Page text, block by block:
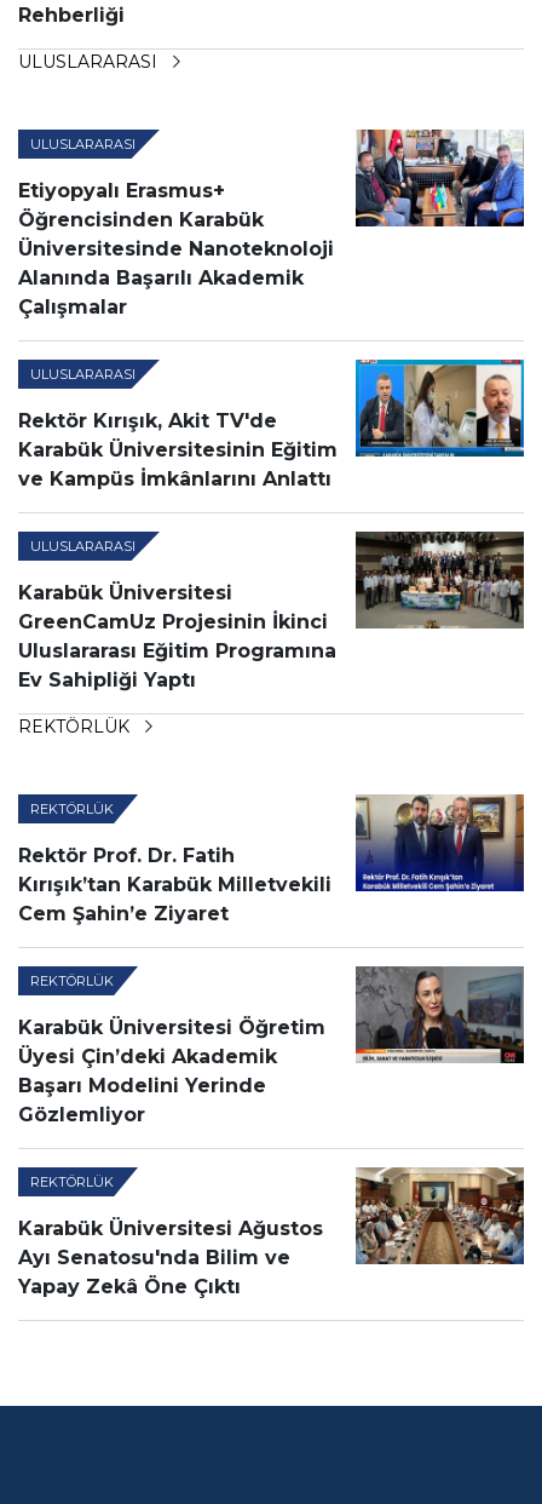
Rehberliği
ULUSLARARASI
ULUSLARARASI
Etiyopyalı Erasmus+
Öğrencisinden Karabük
Üniversitesinde Nanoteknoloji
Alanında Başarılı Akademik
Çalışmalar
ULUSLARARASI
Rektör Kırışık, Akit TV'de
Karabük Üniversitesinin Eğitim
ve Kampüs İmkânlarını Anlattı
ULUSLARARASI
Karabük Üniversitesi
GreenCamUz Projesinin İkinci
Uluslararası Eğitim Programına
Ev Sahipliği Yaptı
REKTÖRLÜK
REKTÖRLÜK
Rektör Prof. Dr. Fatih
Kırışık’tan Karabük Milletvekili
Cem Şahin’e Ziyaret
REKTÖRLÜK
Karabük Üniversitesi Öğretim
Üyesi Çin’deki Akademik
Başarı Modelini Yerinde
Gözlemliyor
REKTÖRLÜK
Karabük Üniversitesi Ağustos
Ayı Senatosu'nda Bilim ve
Yapay Zekâ Öne Çıktı